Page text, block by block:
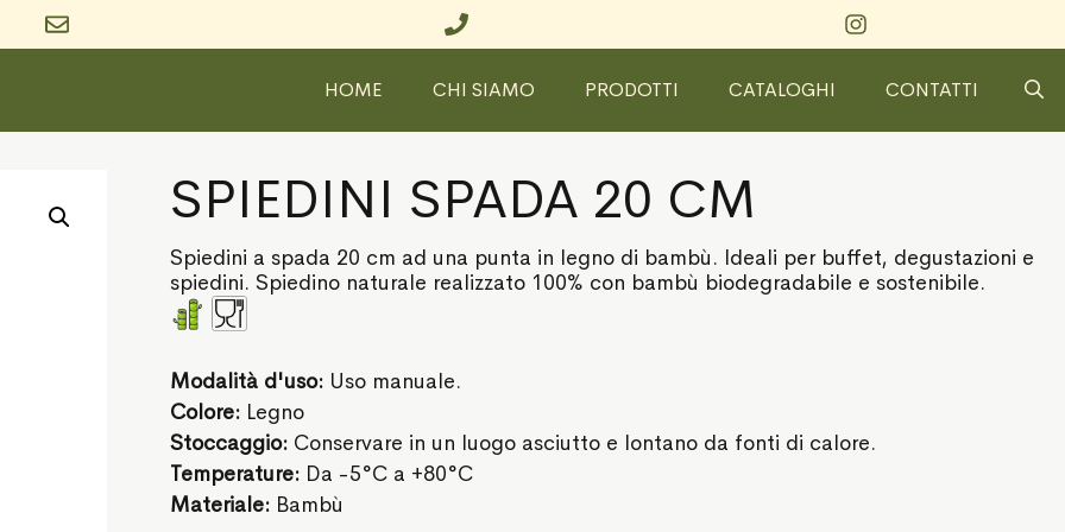
HOME CHI SIAMO PRODOTTI CATALOGHI CONTATTI
SPIEDINI SPADA 20 CM
Spiedini a spada 20 cm ad una punta in legno di bambù. Ideali per buffet, degustazioni e
spiedini. Spiedino naturale realizzato 100% con bambù biodegradabile e sostenibile.
Modalità d'uso: Uso manuale.
Colore: Legno
Stoccaggio: Conservare in un luogo asciutto e lontano da fonti di calore.
Temperature: Da -5°C a +80°C
Materiale: Bambù